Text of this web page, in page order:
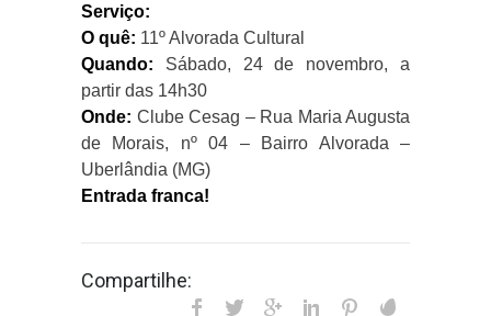
Serviço:
O quê: 11º Alvorada Cultural
Quando: Sábado, 24 de novembro, a
partir das 14h30
Onde: Clube Cesag – Rua Maria Augusta
de Morais, nº 04 – Bairro Alvorada –
Uberlândia (MG)
Entrada franca!
Compartilhe: